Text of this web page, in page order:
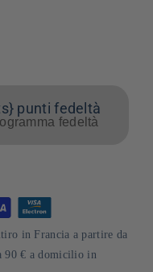
punti fedeltà
fedeltà
in Francia a partire da
90 € a domicilio in